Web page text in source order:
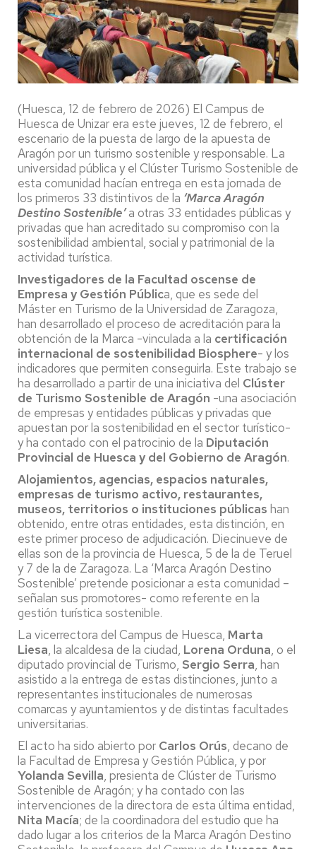
(Huesca, 12 de febrero de 2026) El Campus de
Huesca de Unizar era este jueves, 12 de febrero, el
escenario de la puesta de largo de la apuesta de
Aragón por un turismo sostenible y responsable. La
universidad pública y el Clúster Turismo Sostenible de
esta comunidad hacían entrega en esta jornada de
los primeros 33 distintivos de la ‘Marca Aragón
Destino Sostenible’a otras 33 entidades públicas y
privadas que han acreditado su compromiso con la
sostenibilidad ambiental, social y patrimonial de la
actividad turística.
Investigadores de la Facultad oscense de
Empresa y Gestión Pública, que es sede del
Máster en Turismo de la Universidad de Zaragoza,
han desarrollado el proceso de acreditación para la
obtención de la Marca -vinculada a la certificación
internacional de sostenibilidad Biosphere- y los
indicadores que permiten conseguirla. Este trabajo se
ha desarrollado a partir de una iniciativa del Clúster
de Turismo Sostenible de Aragón -una asociación
de empresas y entidades públicas y privadas que
apuestan por la sostenibilidad en el sector turístico-
y ha contado con el patrocinio de la Diputación
Provincial de Huesca y del Gobierno de Aragón.
Alojamientos, agencias, espacios naturales,
empresas de turismo activo, restaurantes,
museos, territorios o instituciones públicas han
obtenido, entre otras entidades, esta distinción, en
este primer proceso de adjudicación. Diecinueve de
ellas son de la provincia de Huesca, 5 de la de Teruel
y 7 de la de Zaragoza. La ‘Marca Aragón Destino
Sostenible’ pretende posicionar a esta comunidad –
señalan sus promotores- como referente en la
gestión turística sostenible.
La vicerrectora del Campus de Huesca, Marta
Liesa, la alcaldesa de la ciudad, Lorena Orduna, o el
diputado provincial de Turismo, Sergio Serra, han
asistido a la entrega de estas distinciones, junto a
representantes institucionales de numerosas
comarcas y ayuntamientos y de distintas facultades
universitarias.
El acto ha sido abierto por Carlos Orús, decano de
la Facultad de Empresa y Gestión Pública, y por
Yolanda Sevilla, presienta de Clúster de Turismo
Sostenible de Aragón; y ha contado con las
intervenciones de la directora de esta última entidad,
Nita Macía; de la coordinadora del estudio que ha
dado lugar a los criterios de la Marca Aragón Destino